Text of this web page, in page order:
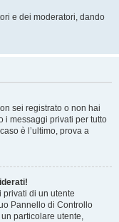
e dei moderatori, dando
sei registrato o non hai
i messaggi privati per tutto
è l’ultimo, prova a
privati ​​di un utente
Pannello di Controllo
particolare utente,